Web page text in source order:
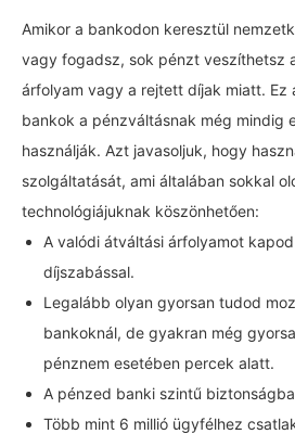
Amikor a bankodon keresztül
vagy fogadsz, sok pénzt veszíthetsz
árfolyam vagy a rejtett díjak miatt. Ez
bankok a pénzváltásnak még mindig
használják. Azt javasoljuk, hogy
szolgáltatását, ami általában sokkal
technológiájuknak köszönhetően:
A valódi átváltási árfolyamot
díjszabással.
Legalább olyan gyorsan tudod
bankoknál, de gyakran még
pénznem esetében percek alatt.
A pénzed banki szintű
Több mint 6 millió ügyfélhez